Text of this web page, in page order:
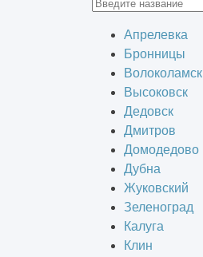
Апрелевка
Бронницы
Волоколамск
Высоковск
Дедовск
Дмитров
Домодедово
Дубна
Жуковский
Зеленоград
Калуга
Клин